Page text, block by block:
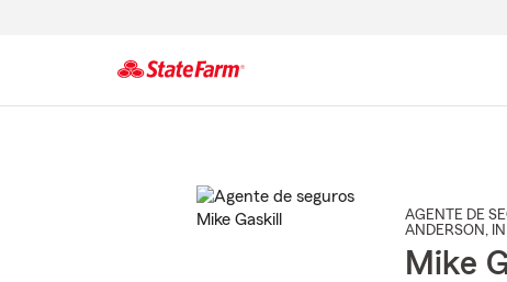
AGENTE DE
ANDERSON , IN
Mike